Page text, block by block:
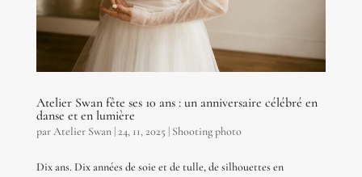
Atelier Swan fête ses 10 ans : un anniversaire célébré en
danse et en lumière
parAtelier Swan|24, 11, 2025 | Shooting photo
Dix ans. Dix années de soie et de tulle, de silhouettes en